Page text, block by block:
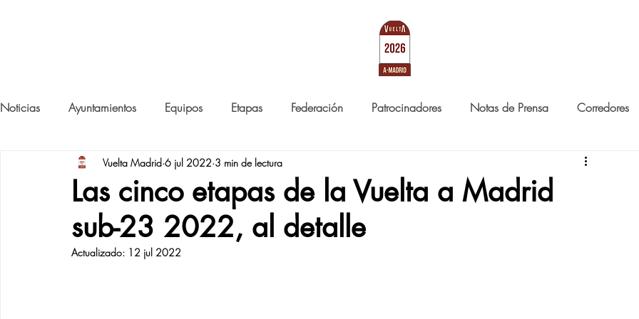
Noticias Ayuntamientos Equipos Etapas Federación Patrocinadores Notas de Prensa Corredores
Las cinco etapas de la Vuelta a Madrid
sub-23 2022, al detalle
Vuelta Madrid 6 jul 2022 3 min de lectura
Actualizado: 12 jul 2022